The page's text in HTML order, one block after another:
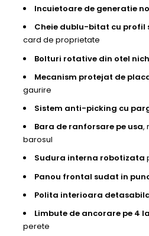
Incuietoare de generatie
Cheie dublu-bitat cu profil
card de proprietate
Bolturi rotative din otel
Mecanism protejat de
gaurire
Sistem anti-picking cu
Bara de ranforsare pe usa,
barosul
Sudura interna robotizata
Panou frontal sudat in
Polita interioara
Limbute de ancorare pe 4
perete